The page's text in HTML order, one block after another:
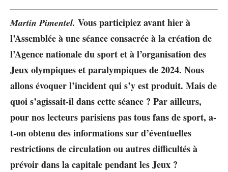
Martin Pimentel. Vous participiez avant hier à
l’Assemblée à une séance consacrée à la création de
l’Agence nationale du sport et à l’organisation des
Jeux olympiques et paralympiques de 2024. Nous
allons évoquer l’incident qui s’y est produit. Mais de
quoi s’agissait-il dans cette séance ? Par ailleurs,
pour nos lecteurs parisiens pas tous fans de sport, a-
t-on obtenu des informations sur d’éventuelles
restrictions de circulation ou autres difficultés à
prévoir dans la capitale pendant les Jeux ?